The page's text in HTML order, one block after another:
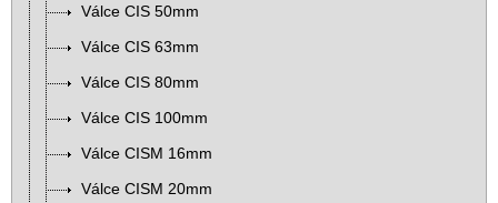
Válce CIS 50mm
Válce CIS 63mm
Válce CIS 80mm
Válce CIS 100mm
Válce CISM 16mm
Válce CISM 20mm